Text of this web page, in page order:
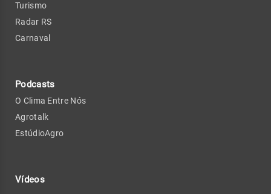
Turismo
Radar RS
Carnaval
Podcasts
O Clima Entre Nós
Agrotalk
EstúdioAgro
Vídeos